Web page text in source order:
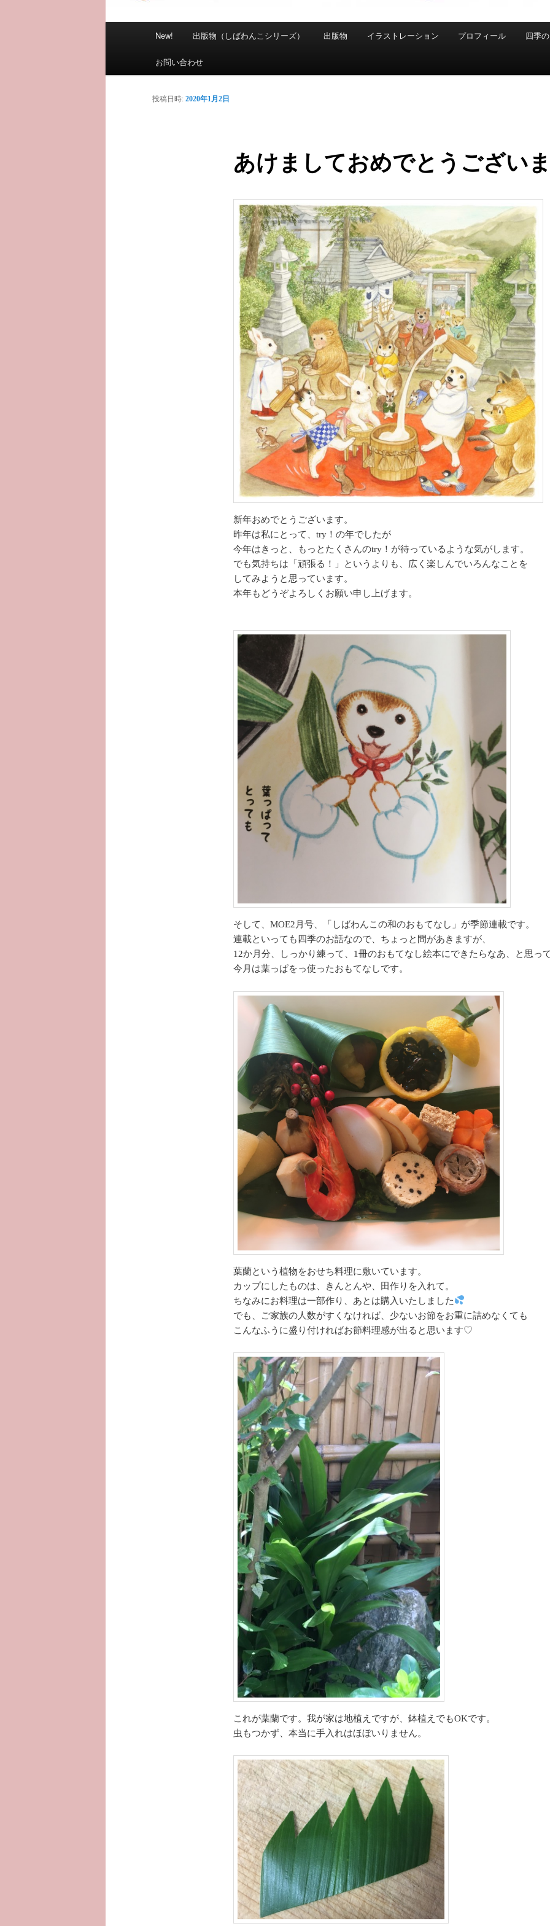
メ
New! 出版物（しばわんこシリーズ） 出版物 イラストレーション プロフィール 四季
お問い合わせ
あけましておめでとうござい
投稿日時: 2020年1月2日
新年おめでとうございます。
昨年は私にとって、try！の年でしたが
今年はきっと、もっとたくさんのtry！が待っているような気がします。
でも気持ちは「頑張る！」というよりも、広く楽しんでいろんなことを
してみようと思っています。
本年もどうぞよろしくお願い申し上げます。
そして、MOE2月号、「しばわんこの和のおもてなし」が季節連載です。
連載といっても四季のお話なので、ちょっと間があきますが、
12か月分、しっかり練って、1冊のおもてなし絵本にできたらなあ、と思って
今月は葉っぱをっ使ったおもてなしです。
葉蘭という植物をおせち料理に敷いています。
カップにしたものは、きんとんや、田作りを入れて。
ちなみにお料理は一部作り、あとは購入いたしました
でも、ご家族の人数がすくなければ、少ないお節をお重に詰めなくても
こんなふうに盛り付ければお節料理感が出ると思います♡
これが葉蘭です。我が家は地植えですが、鉢植えでもOKです。
虫もつかず、本当に手入れはほぼいりません。